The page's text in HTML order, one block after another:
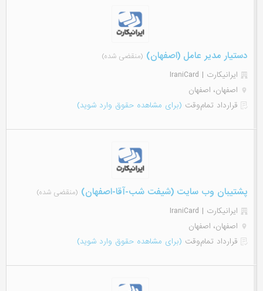
دستیار مدیر عامل (اصفهان) (منقضی شده)
ایرانیکارت | IraniCard
اصفهان، اصفهان
قرارداد تمام‌وقت (برای مشاهده حقوق وارد شوید)
پشتیبان وب سایت (شیفت شب-آقا-اصفهان) (منقضی شده)
ایرانیکارت | IraniCard
اصفهان، اصفهان
قرارداد تمام‌وقت (برای مشاهده حقوق وارد شوید)